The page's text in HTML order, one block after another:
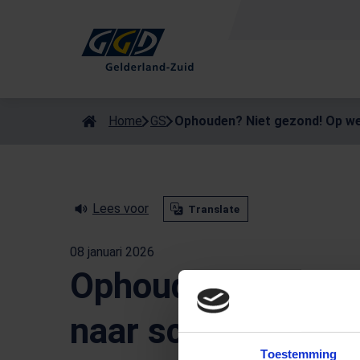
Toestemming
Als de resultaten voor automatisch aanvullen beschikbaar
Home GS Ophouden? Niet gezond! Op
Lees voor Translate
08 januari 2026
Ophouden? Niet
naar schone en